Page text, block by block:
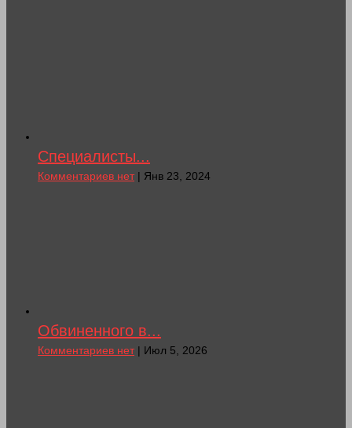
Специалисты...
Комментариев нет| Янв 23, 2024
Обвиненного в...
Комментариев нет| Июл 5, 2026